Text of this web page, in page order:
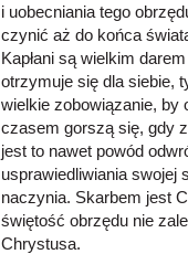
i uobecniania tego
czynić aż do końca
Kapłani są wielkim
otrzymuje się dla siebie,
wielkie zobowiązanie, by
czasem gorszą się, gdy
jest to nawet powód
usprawiedliwiania swojej
naczynia. Skarbem jest
świętość obrzędu nie
Chrystusa.